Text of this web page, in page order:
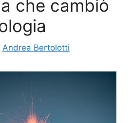
che cambiò
Andrea Bertolotti